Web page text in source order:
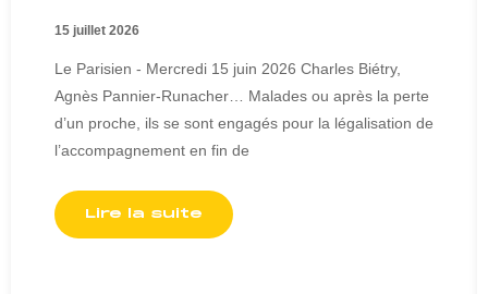
15 juillet 2026
Le Parisien - Mercredi 15 juin 2026 Charles Biétry,
Agnès Pannier-Runacher… Malades ou après la perte
d’un proche, ils se sont engagés pour la légalisation de
l’accompagnement en fin de
Lire la suite